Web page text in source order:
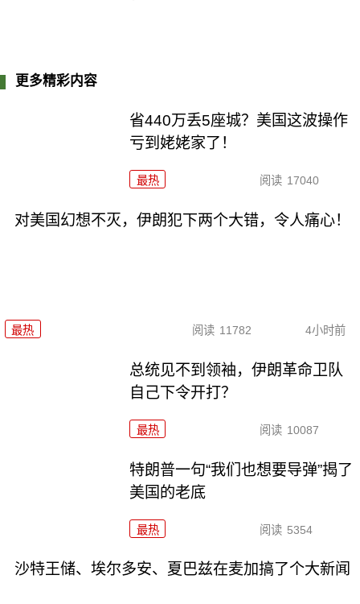
更多精彩内容
省440万丢5座城？美国这波操作
亏到姥姥家了！
最热 阅读 17040
对美国幻想不灭，伊朗犯下两个大错，令人痛心！
最热 阅读 11782 4小时前
总统见不到领袖，伊朗革命卫队
自己下令开打？
最热 阅读 10087
特朗普一句“我们也想要导弹”揭了
美国的老底
最热 阅读 5354
沙特王储、埃尔多安、夏巴兹在麦加搞了个大新闻